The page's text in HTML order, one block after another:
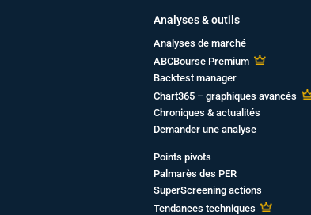
Analyses & outils
Analyses de marché
ABCBourse Premium
Backtest manager
Chart365 – graphiques avancés
Chroniques & actualités
Demander une analyse
Points pivots
Palmarès des PER
SuperScreening actions
Tendances techniques